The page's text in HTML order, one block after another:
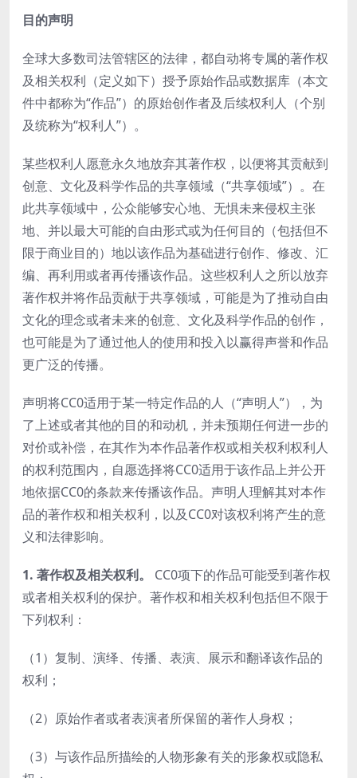
目的声明
全球大多数司法管辖区的法律，都自动将专属的著作权
及相关权利（定义如下）授予原始作品或数据库（本文
件中都称为“作品”）的原始创作者及后续权利人（个别
及统称为“权利人”）。
某些权利人愿意永久地放弃其著作权，以便将其贡献到
创意、文化及科学作品的共享领域（“共享领域”）。在
此共享领域中，公众能够安心地、无惧未来侵权主张
地、并以最大可能的自由形式或为任何目的（包括但不
限于商业目的）地以该作品为基础进行创作、修改、汇
编、再利用或者再传播该作品。这些权利人之所以放弃
著作权并将作品贡献于共享领域，可能是为了推动自由
文化的理念或者未来的创意、文化及科学作品的创作，
也可能是为了通过他人的使用和投入以赢得声誉和作品
更广泛的传播。
声明将CC0适用于某一特定作品的人（“声明人”），为
了上述或者其他的目的和动机，并未预期任何进一步的
对价或补偿，在其作为本作品著作权或相关权利权利人
的权利范围内，自愿选择将CC0适用于该作品上并公开
地依据CC0的条款来传播该作品。声明人理解其对本作
品的著作权和相关权利，以及CC0对该权利将产生的意
义和法律影响。
1. 著作权及相关权利。
CC0项下的作品可能受到著作权
或者相关权利的保护。著作权和相关权利包括但不限于
下列权利：
（1）复制、演绎、传播、表演、展示和翻译该作品的
权利；
（2）原始作者或者表演者所保留的著作人身权；
（3）与该作品所描绘的人物形象有关的形象权或隐私